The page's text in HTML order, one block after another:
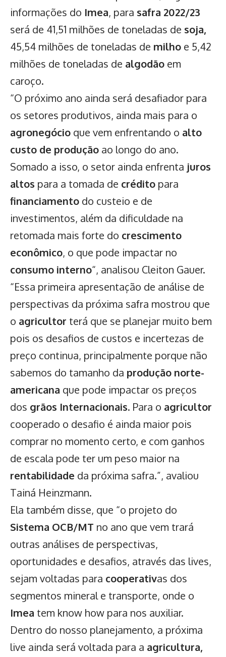
informações do Imea, para safra 2022/23
será de 41,51 milhões de toneladas de soja,
45,54 milhões de toneladas de milho e 5,42
milhões de toneladas de algodão em
caroço.
“O próximo ano ainda será desafiador para
os setores produtivos, ainda mais para o
agronegócio que vem enfrentando o alto
custo de produção ao longo do ano.
Somado a isso, o setor ainda enfrenta juros
altos para a tomada de crédito para
financiamento do custeio e de
investimentos, além da dificuldade na
retomada mais forte do crescimento
econômico, o que pode impactar no
consumo interno“, analisou Cleiton Gauer.
“Essa primeira apresentação de análise de
perspectivas da próxima safra mostrou que
o agricultor terá que se planejar muito bem
pois os desafios de custos e incertezas de
preço continua, principalmente porque não
sabemos do tamanho da produção norte-
americana que pode impactar os preços
dos grãos Internacionais. Para o agricultor
cooperado o desafio é ainda maior pois
comprar no momento certo, e com ganhos
de escala pode ter um peso maior na
rentabilidade da próxima safra.”, avaliou
Tainá Heinzmann.
Ela também disse, que “o projeto do
Sistema OCB/MT no ano que vem trará
outras análises de perspectivas,
oportunidades e desafios, através das lives,
sejam voltadas para cooperativas dos
segmentos mineral e transporte, onde o
Imea tem know how para nos auxiliar.
Dentro do nosso planejamento, a próxima
live ainda será voltada para a agricultura,